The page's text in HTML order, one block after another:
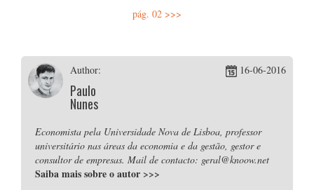
pág. 02 >>>
Author:
Paulo
Nunes
16-06-2016
Economista pela Universidade Nova de Lisboa, professor
universitário nas áreas da economia e da gestão, gestor e
consultor de empresas. Mail de contacto: geral@knoow.net
Saiba mais sobre o autor >>>